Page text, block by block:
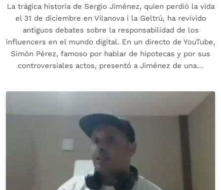
La trágica historia de Sergio Jiménez, quien perdió la vida
el 31 de diciembre en Vilanova i la Geltrú, ha revivido
antiguos debates sobre la responsabilidad de los
influencers en el mundo digital. En un directo de YouTube,
Simón Pérez, famoso por hablar de hipotecas y por sus
controversiales actos, presentó a Jiménez de una…